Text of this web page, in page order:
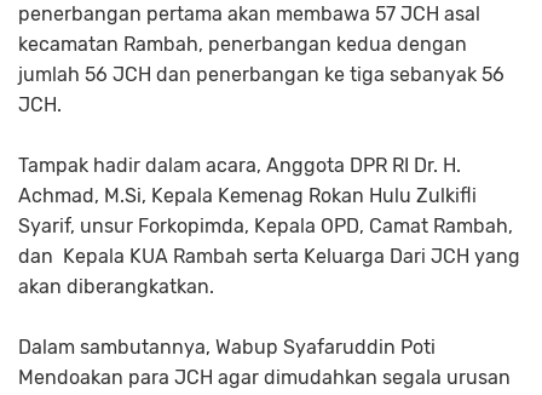
penerbangan pertama akan membawa 57 JCH asal
kecamatan Rambah, penerbangan kedua dengan
jumlah 56 JCH dan penerbangan ke tiga sebanyak 56
JCH.
Tampak hadir dalam acara, Anggota DPR RI Dr. H.
Achmad, M.Si, Kepala Kemenag Rokan Hulu Zulkifli
Syarif, unsur Forkopimda, Kepala OPD, Camat Rambah,
dan Kepala KUA Rambah serta Keluarga Dari JCH yang
akan diberangkatkan.
Dalam sambutannya, Wabup Syafaruddin Poti
Mendoakan para JCH agar dimudahkan segala urusan